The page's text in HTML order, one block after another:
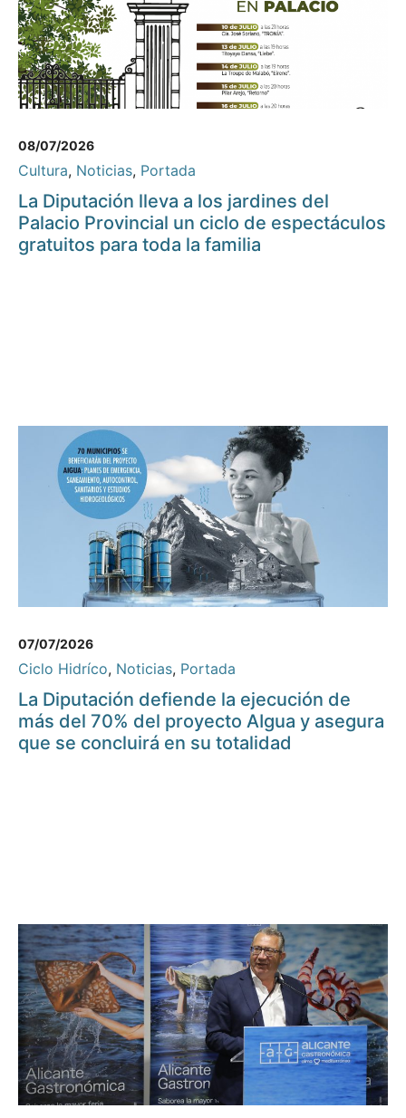
08/07/2026
Cultura, Noticias, Portada
La Diputación lleva a los jardines del
Palacio Provincial un ciclo de espectáculos
gratuitos para toda la familia
07/07/2026
Ciclo Hidríco, Noticias, Portada
La Diputación defiende la ejecución de
más del 70% del proyecto AIgua y asegura
que se concluirá en su totalidad